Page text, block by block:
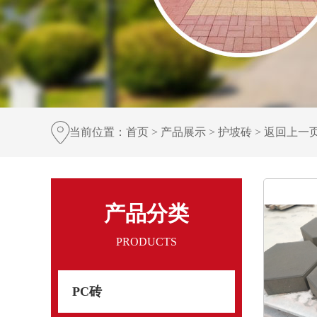
当前位置： 首页 > 产品展示 > 护坡砖 > 返回上一
产品分类
PRODUCTS
PC砖